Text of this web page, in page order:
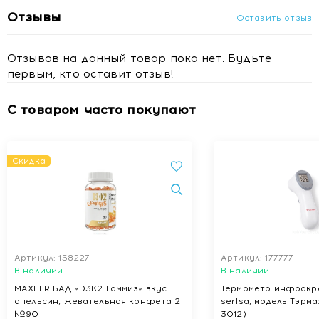
Хранить в защищенном от прямого солнечного света и
Купить Пробиотик Женская Формула, БАД капсулы №10
Отзывы Оставить отзыв
Отзывов на данный товар пока нет. Будьте
первым, кто оставит отзыв!
С товаром часто покупают
Скидка
Артикул: 158227
В наличии
MAXLER БАД «D3K2 Гаммиз» вкус:
апельсин, жевательная конфета 2г
№90
Артикул: 177777
В наличии
Термометр
sertsa, модель
3012)